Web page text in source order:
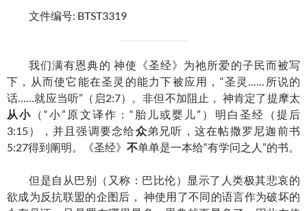
文件编号: BTST3319
我们满有恩典的 神使《圣经》为祂所爱的子民而被写
下，从而使它能在圣灵的能力下被应用，“圣灵……所说的
话……就应当听”（启2:7）。非但不加阻止， 神肯定了提摩太
从小 （“小”原文译作：“胎儿或婴儿”）明白圣经（提后
3:15），并且强调要念给众弟兄听，这在帖撒罗尼迦前书
5:27得到阐明。《圣经》 不单单是一本给“有学问之人”的书。
但是自从巴别（又称：巴比伦）显示了人类极其悲哀的
欲成为反抗联盟的企图后， 神使用了不同的语言作为破坏的